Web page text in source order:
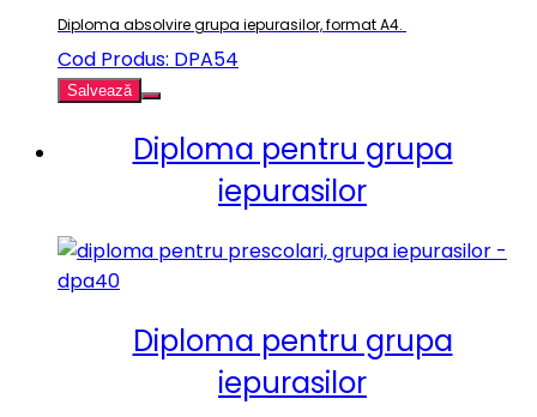
Diploma absolvire grupa iepurasilor, format A4.
Cod Produs: DPA54
Salvează
Diploma pentru grupa
iepurasilor
Diploma pentru grupa
iepurasilor